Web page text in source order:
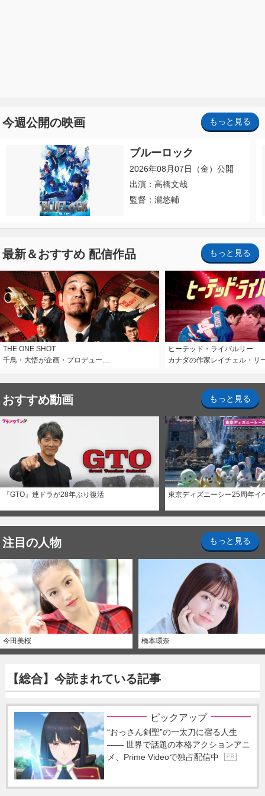
今週公開の映画 もっと見る
ブルーロック
2026年08月07日（金）公開
出演：高橋文哉
監督：瀧悠輔
最新＆おすすめ 配信作品 もっと見る
THE ONE SHOT
千鳥・大悟が企画・プロデュー…
ヒーテッド・ライバルリー
カナダの作家レイチェル・リ
おすすめ動画 もっと見る
『GTO』連ドラが28年ぶり復活 東京ディズニーシー25周年イ
注目の人物 もっと見る
今田美桜 橋本環奈
【総合】今読まれている記事
ピックアップ
“おっさん剣聖”の一太刀に宿る人生
―― 世界で話題の本格アクションアニ
メ、Prime Videoで独占配信中
P R